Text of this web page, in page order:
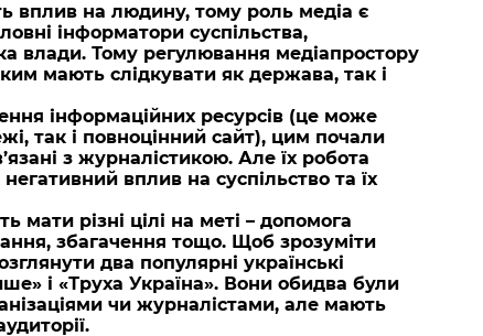
вплив на людину, тому роль медіа є
інформатори суспільства,
влади. Тому регулювання медіапростору
мають слідкувати як держава, так і
інформаційних ресурсів (це може
так і повноцінний сайт), цим почали
з журналістикою. Але їх робота
вплив на суспільство та їх
мати різні цілі на меті – допомога
збагачення тощо. Щоб зрозуміти
два популярні українські
і «Труха Україна». Вони обидва були
чи журналістами, але мають